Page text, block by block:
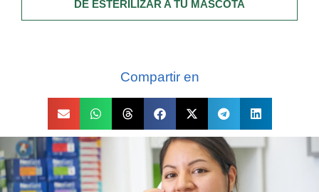
DE ESTERILIZAR A TU MASCOTA
Compartir en